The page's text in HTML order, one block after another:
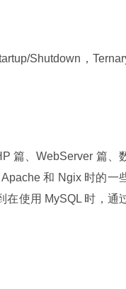
Shutdown，
篇、WebServer 篇、
和 Ngix 时的一
在使用 MySQL 时，通